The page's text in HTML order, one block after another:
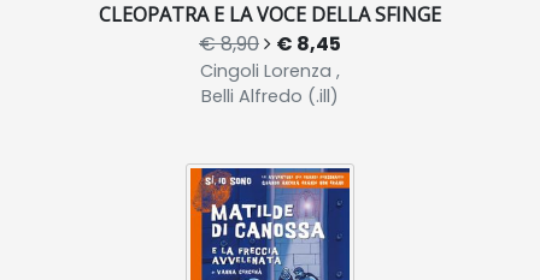
CLEOPATRA E LA VOCE DELLA SFINGE
€ 8,90 € 8,45
Cingoli Lorenza ,
Belli Alfredo (.ill)